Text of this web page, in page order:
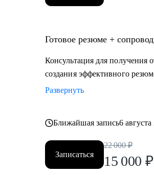
Готовое резюме +
Консультация для получения
создания эффективного
Развернуть
Ближайшая запись6
Записаться
22 000 ₽
15 000 ₽